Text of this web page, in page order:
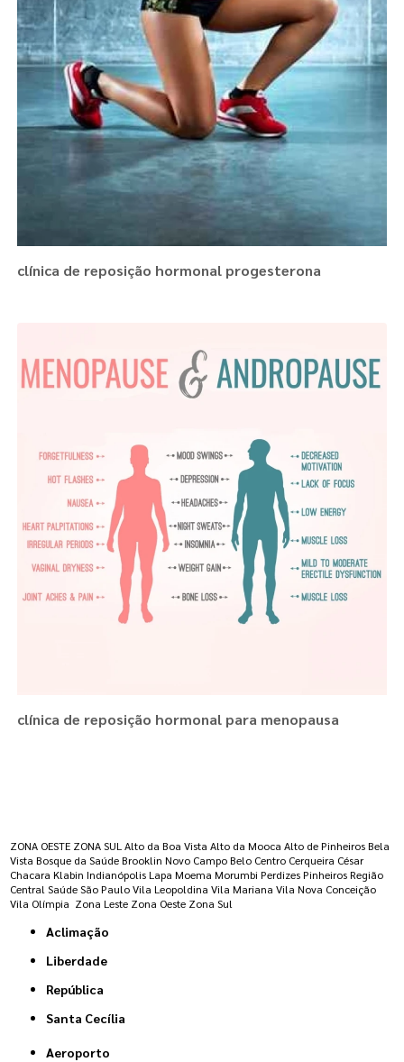
clínica de reposição hormonal progesterona
clínica de reposição hormonal para menopausa
ZONA OESTE ZONA SUL Alto da Boa Vista Alto da Mooca Alto de Pinheiros Bela
Vista Bosque da Saúde Brooklin Novo Campo Belo Centro Cerqueira César
Chacara Klabin Indianópolis Lapa Moema Morumbi Perdizes Pinheiros Região
Central Saúde São Paulo Vila Leopoldina Vila Mariana Vila Nova Conceição
Vila Olímpia Zona Leste Zona Oeste Zona Sul
Aclimação
Liberdade
República
Santa Cecília
Aeroporto